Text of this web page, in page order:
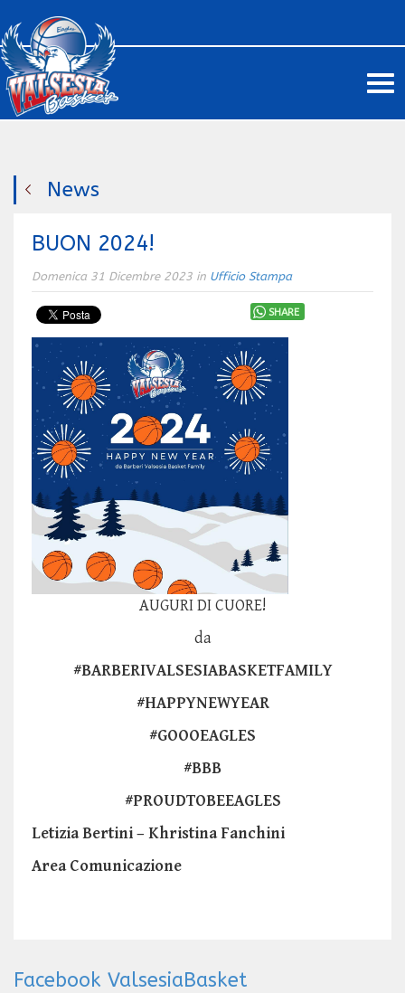
News
BUON 2024!
Domenica 31 Dicembre 2023 in Ufficio Stampa
SHARE
AUGURI DI CUORE!
da
#BARBERIVALSESIABASKETFAMILY
#HAPPYNEWYEAR
#GOOOEAGLES
#BBB
#PROUDTOBEEAGLES
Letizia Bertini – Khristina Fanchini
Area Comunicazione
Facebook ValsesiaBasket